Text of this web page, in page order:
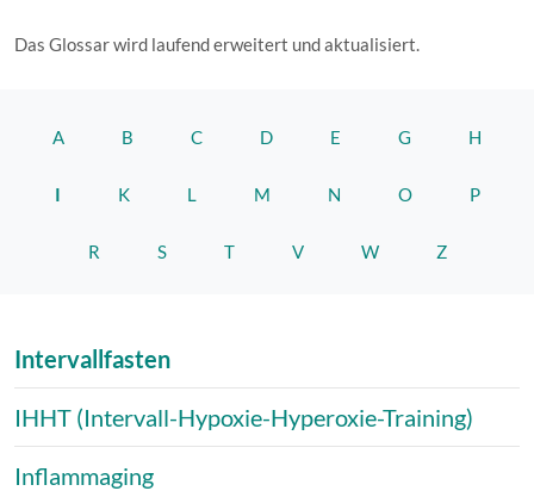
Das Glossar wird laufend erweitert und aktualisiert.
A B C D E G H
I K L M N O P
R S T V W Z
Intervallfasten
IHHT (Intervall-Hypoxie-Hyperoxie-Training)
Inflammaging